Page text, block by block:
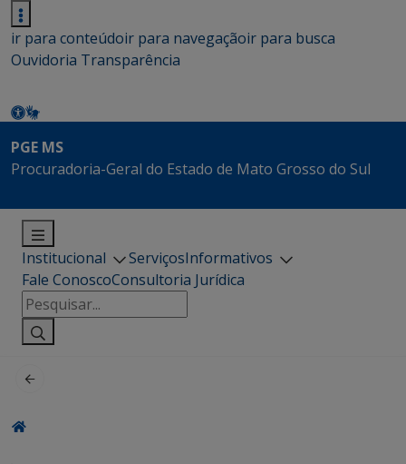
ir para conteúdoir para navegaçãoir para busca
Ouvidoria Transparência
PGE MS
Procuradoria-Geral do Estado de Mato Grosso do Sul
Institucional ServiçosInformativos
Fale ConoscoConsultoria Jurídica
Pesquisar
por: